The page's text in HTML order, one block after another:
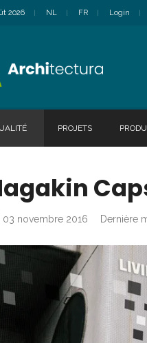
2026 NL FR Login
PROJETS
03 novembre 2016 Dernière